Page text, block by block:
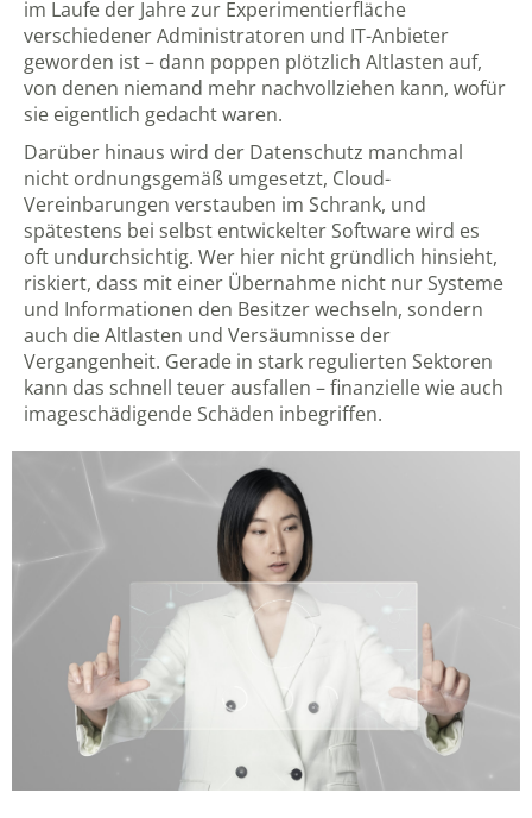
im Laufe der Jahre zur Experimentierfläche
verschiedener Administratoren und IT-Anbieter
geworden ist – dann poppen plötzlich Altlasten auf,
von denen niemand mehr nachvollziehen kann, wofür
sie eigentlich gedacht waren.
Darüber hinaus wird der Datenschutz manchmal
nicht ordnungsgemäß umgesetzt, Cloud-
Vereinbarungen verstauben im Schrank, und
spätestens bei selbst entwickelter Software wird es
oft undurchsichtig. Wer hier nicht gründlich hinsieht,
riskiert, dass mit einer Übernahme nicht nur Systeme
und Informationen den Besitzer wechseln, sondern
auch die Altlasten und Versäumnisse der
Vergangenheit. Gerade in stark regulierten Sektoren
kann das schnell teuer ausfallen – finanzielle wie auch
imageschädigende Schäden inbegriffen.